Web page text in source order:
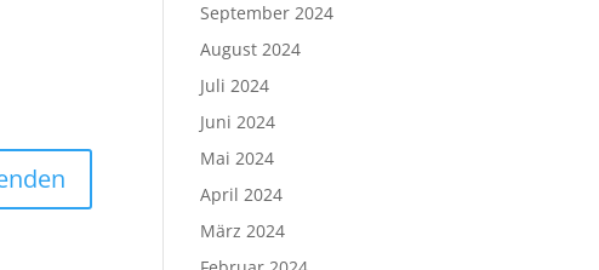
September 2024
August 2024
Juli 2024
Juni 2024
Mai 2024
April 2024
März 2024